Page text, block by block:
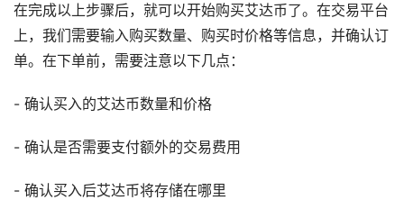
在完成以上步骤后，就可以开始购买艾达币了。在交易平台
上，我们需要输入购买数量、购买时价格等信息，并确认订
单。在下单前，需要注意以下几点：
- 确认买入的艾达币数量和价格
- 确认是否需要支付额外的交易费用
- 确认买入后艾达币将存储在哪里